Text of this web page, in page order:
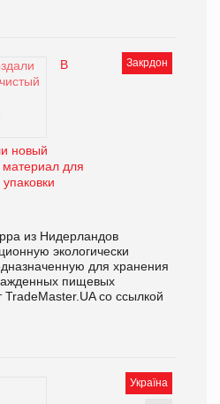
Закрдон
В
новый
материал для
из Нидерландов
экологически
для хранения
пищевых
TradeMaster.UA со ссылкой
Україна